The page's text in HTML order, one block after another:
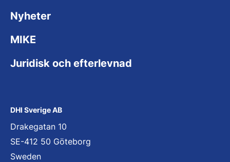
Nyheter
MIKE
Juridisk och efterlevnad
DHI Sverige AB
Drakegatan 10
SE-412 50 Göteborg
Sweden